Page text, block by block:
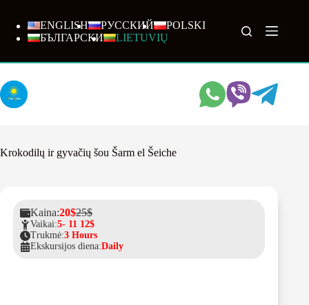
content
ENGLISH РУССКИЙ
POLSKI
БЪЛГАРСКИ
LIETUVIŲ
Krokodilų ir gyvačių šou Šarm el Šeiche
Kaina:20$25$
Vaikai:5- 11 12$
Trukmė:3 Hours
Ekskursijos diena:Daily